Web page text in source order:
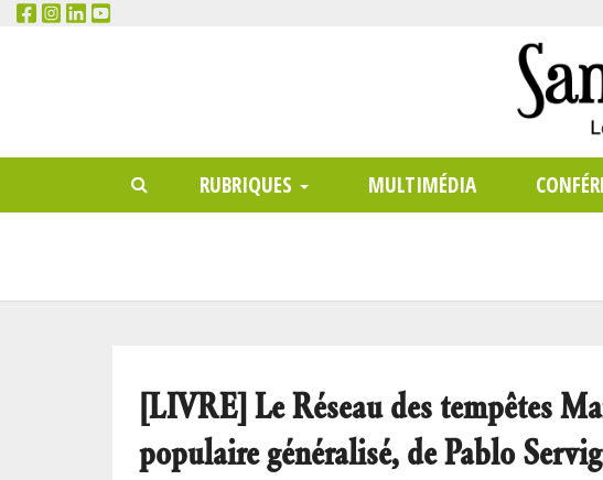
Main
menu
RECHERCHER
RUBRIQUES MULTIMÉDIA
[LIVRE] Le Réseau des tempêtes
populaire généralisé, de Pablo